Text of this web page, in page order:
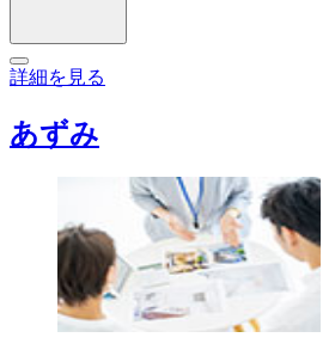
詳細を見る
あずみ